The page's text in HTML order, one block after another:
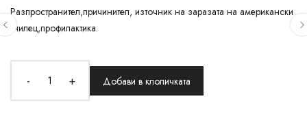
Разпространител,причинител, източник на заразата на американски
гнилец,профилактика.
- + Добави в клоличката